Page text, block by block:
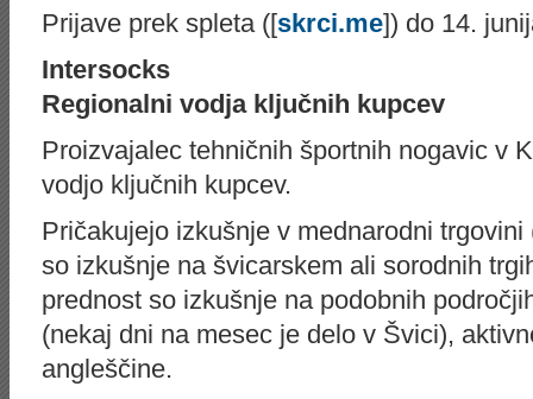
Prijave prek spleta ([skrci.me]) do 14.
Intersocks
Regionalni vodja ključnih kupcev
Proizvajalec tehničnih športnih nogavic v
vodjo ključnih kupcev.
Pričakujejo izkušnje v mednarodni
so izkušnje na švicarskem ali sorodnih
prednost so izkušnje na podobnih
(nekaj dni na mesec je delo v Švici),
angleščine.